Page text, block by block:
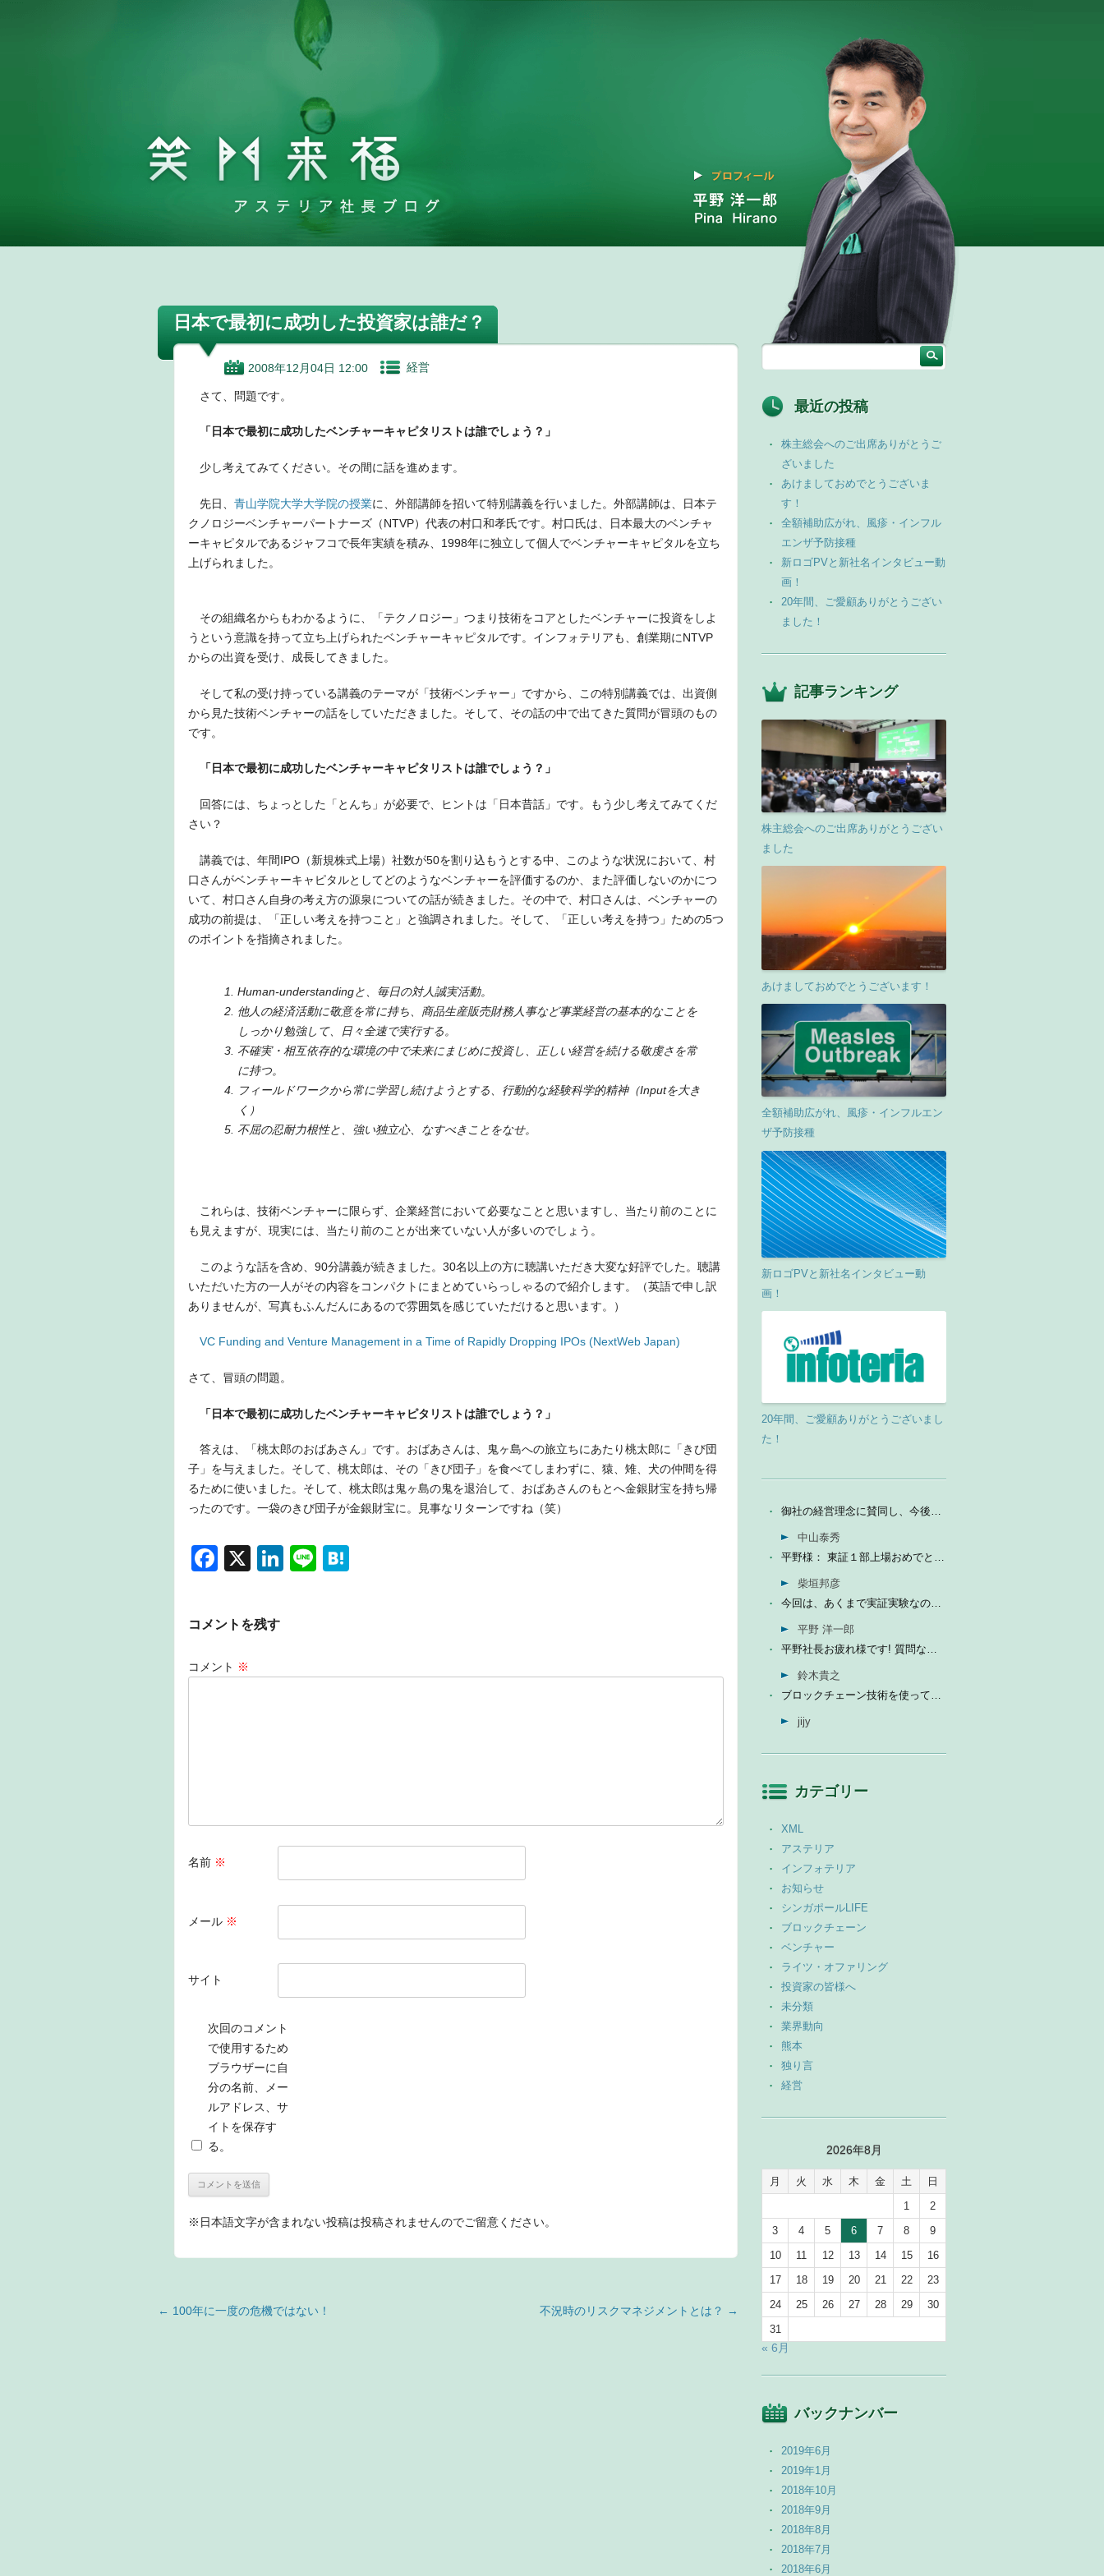
日本で最初に成功した投資家は誰だ？
2008年12月04日 12:00 経営
さて、問題です。
「日本で最初に成功したベンチャーキャピタリストは誰でしょう？」
少し考えてみてください。その間に話を進めます。
先日、 青山学院大学大学院の授業に、外部講師を招いて特別講義を行いました。外部講師は、日本テ
クノロジーベンチャーパートナーズ（NTVP）代表の村口和孝氏です。村口氏は、日本最大のベンチャ
ーキャピタルであるジャフコで長年実績を積み、1998年に独立して個人でベンチャーキャピタルを立ち
上げられました。
その組織名からもわかるように、「テクノロジー」つまり技術をコアとしたベンチャーに投資をしよ
うという意識を持って立ち上げられたベンチャーキャピタルです。インフォテリアも、創業期にNTVP
からの出資を受け、成長してきました。
そして私の受け持っている講義のテーマが「技術ベンチャー」ですから、この特別講義では、出資側
から見た技術ベンチャーの話をしていただきました。そして、その話の中で出てきた質問が冒頭のもの
です。
「日本で最初に成功したベンチャーキャピタリストは誰でしょう？」
回答には、ちょっとした「とんち」が必要で、ヒントは「日本昔話」です。もう少し考えてみてくだ
さい？
講義では、年間IPO（新規株式上場）社数が50を割り込もうとする中、このような状況において、村
口さんがベンチャーキャピタルとしてどのようなベンチャーを評価するのか、また評価しないのかにつ
いて、村口さん自身の考え方の源泉についての話が続きました。その中で、村口さんは、ベンチャーの
成功の前提は、「正しい考えを持つこと」と強調されました。そして、「正しい考えを持つ」ための5つ
のポイントを指摘されました。
Human-understandingと、毎日の対人誠実活動。
他人の経済活動に敬意を常に持ち、商品生産販売財務人事など事業経営の基本的なことを
しっかり勉強して、日々全速で実行する。
不確実・相互依存的な環境の中で未来にまじめに投資し、正しい経営を続ける敬虔さを常
に持つ。
フィールドワークから常に学習し続けようとする、行動的な経験科学的精神（Inputを大き
く）
不屈の忍耐力根性と、強い独立心、なすべきことをなせ。
これらは、技術ベンチャーに限らず、企業経営において必要なことと思いますし、当たり前のことに
も見えますが、現実には、当たり前のことが出来ていない人が多いのでしょう。
このような話を含め、90分講義が続きました。30名以上の方に聴講いただき大変な好評でした。聴講
いただいた方の一人がその内容をコンパクトにまとめていらっしゃるので紹介します。（英語で申し訳
ありませんが、写真もふんだんにあるので雰囲気を感じていただけると思います。）
VC Funding and Venture Management in a Time of Rapidly Dropping IPOs (NextWeb Japan)
さて、冒頭の問題。
「日本で最初に成功したベンチャーキャピタリストは誰でしょう？」
答えは、「桃太郎のおばあさん」です。おばあさんは、鬼ヶ島への旅立ちにあたり桃太郎に「きび団
子」を与えました。そして、桃太郎は、その「きび団子」を食べてしまわずに、猿、雉、犬の仲間を得
るために使いました。そして、桃太郎は鬼ヶ島の鬼を退治して、おばあさんのもとへ金銀財宝を持ち帰
ったのです。一袋のきび団子が金銀財宝に。見事なリターンですね（笑）
F
e
b
X
Li
Li
コメントを残す
コメント ※
名前 ※
メール ※
サイト
次回のコメント
で使用するため
ブラウザーに自
分の名前、メー
ルアドレス、サ
イトを保存す
る。
※日本語文字が含まれない投稿は投稿されませんのでご留意ください。
投稿ナビゲーション
← 100年に一度の危機ではない！ 不況時のリスクマネジメントとは？ →
最近の投稿
株主総会へのご出席ありがとうご
ざいました
あけましておめでとうございま
す！
全額補助広がれ、風疹・インフル
エンザ予防接種
新ロゴPVと新社名インタビュー動
画！
20年間、ご愛顧ありがとうござい
ました！
記事ランキング
株主総会へのご出席ありがとうござい
ました
あけましておめでとうございます！
全額補助広がれ、風疹・インフルエン
ザ予防接種
新ロゴPVと新社名インタビュー動
画！
20年間、ご愛顧ありがとうございまし
た！
御社の経営理念に賛同し、今後の成長を期待して今日微量なが...
中山泰秀
平野様： 東証１部上場おめでとうございます。ひとえに平...
柴垣邦彦
今回は、あくまで実証実験なので、当社の売上に関しては未定...
平野 洋一郎
平野社長お疲れ様です! 質問なんですが、インフォテリアはソ...
鈴木貴之
ブロックチェーン技術を使って、現状それなりに触れる機会が...
jijy
カテゴリー
XML
アステリア
インフォテリア
お知らせ
シンガポールLIFE
ブロックチェーン
ベンチャー
ライツ・オファリング
投資家の皆様へ
未分類
業界動向
熊本
独り言
経営
2026年8月
月 火 水 木 金 土
日
1
2
3
4 5 6 7 8
9
10
11 12 13 14 15
16
17
18 19 20 21 22
23
24
25 26 27 28 29
30
31
« 6月
バックナンバー
2019年6月
2019年1月
2018年10月
2018年9月
2018年8月
2018年7月
2018年6月